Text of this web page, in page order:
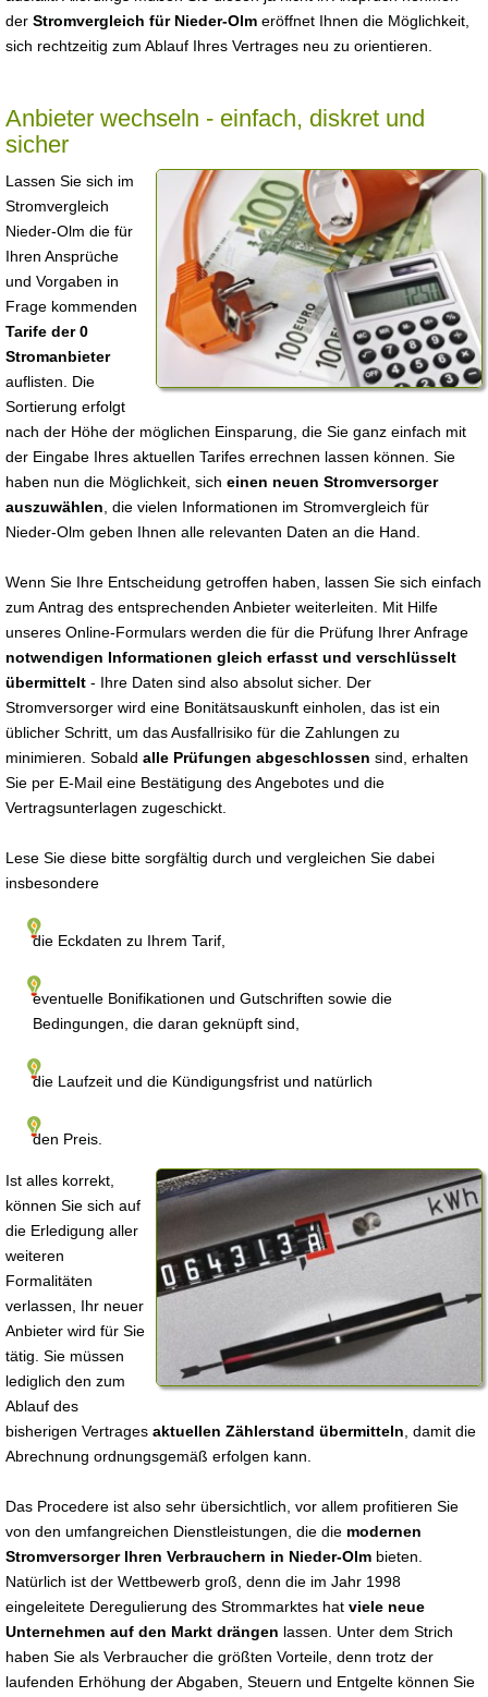
der Stromvergleich für Nieder-Olm eröffnet Ihnen die Möglichkeit,
sich rechtzeitig zum Ablauf Ihres Vertrages neu zu orientieren.
Anbieter wechseln - einfach, diskret und
sicher
Lassen Sie sich im
Stromvergleich
Nieder-Olm die für
Ihren Ansprüche
und Vorgaben in
Frage kommenden
Tarife der 0
Stromanbieter
auflisten. Die
Sortierung erfolgt
nach der Höhe der möglichen Einsparung, die Sie ganz einfach mit
der Eingabe Ihres aktuellen Tarifes errechnen lassen können. Sie
haben nun die Möglichkeit, sich einen neuen Stromversorger
auszuwählen , die vielen Informationen im Stromvergleich für
Nieder-Olm geben Ihnen alle relevanten Daten an die Hand.
Wenn Sie Ihre Entscheidung getroffen haben, lassen Sie sich einfach
zum Antrag des entsprechenden Anbieter weiterleiten. Mit Hilfe
unseres Online-Formulars werden die für die Prüfung Ihrer Anfrage
notwendigen Informationen gleich erfasst und verschlüsselt
übermittelt - Ihre Daten sind also absolut sicher. Der
Stromversorger wird eine Bonitätsauskunft einholen, das ist ein
üblicher Schritt, um das Ausfallrisiko für die Zahlungen zu
minimieren. Sobald alle Prüfungen abgeschlossen sind, erhalten
Sie per E-Mail eine Bestätigung des Angebotes und die
Vertragsunterlagen zugeschickt.
Lese Sie diese bitte sorgfältig durch und vergleichen Sie dabei
insbesondere
die Eckdaten zu Ihrem Tarif,
eventuelle Bonifikationen und Gutschriften sowie die
Bedingungen, die daran geknüpft sind,
die Laufzeit und die Kündigungsfrist und natürlich
den Preis.
Ist alles korrekt,
können Sie sich auf
die Erledigung aller
weiteren
Formalitäten
verlassen, Ihr neuer
Anbieter wird für Sie
tätig. Sie müssen
lediglich den zum
Ablauf des
bisherigen Vertrages aktuellen Zählerstand übermitteln , damit die
Abrechnung ordnungsgemäß erfolgen kann.
Das Procedere ist also sehr übersichtlich, vor allem profitieren Sie
von den umfangreichen Dienstleistungen, die die modernen
Stromversorger Ihren Verbrauchern in Nieder-Olm bieten.
Natürlich ist der Wettbewerb groß, denn die im Jahr 1998
eingeleitete Deregulierung des Strommarktes hat viele neue
Unternehmen auf den Markt drängen lassen. Unter dem Strich
haben Sie als Verbraucher die größten Vorteile, denn trotz der
laufenden Erhöhung der Abgaben, Steuern und Entgelte können Sie